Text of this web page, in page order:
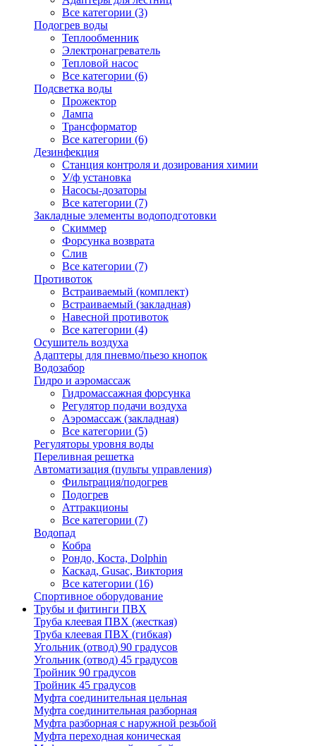
Все категории (3)
Подогрев воды
Теплообменник
Электронагреватель
Тепловой насос
Все категории (6)
Подсветка воды
Прожектор
Лампа
Трансформатор
Все категории (6)
Дезинфекция
Станция контроля и дозирования химии
У/ф установка
Насосы-дозаторы
Все категории (7)
Закладные элементы водоподготовки
Скиммер
Форсунка возврата
Слив
Все категории (7)
Противоток
Встраиваемый (комплект)
Встраиваемый (закладная)
Навесной противоток
Все категории (4)
Осушитель воздуха
Адаптеры для пневмо/пьезо кнопок
Водозабор
Гидро и аэромассаж
Гидромассажная форсунка
Регулятор подачи воздуха
Аэромассаж (закладная)
Все категории (5)
Регуляторы уровня воды
Переливная решетка
Автоматизация (пульты управления)
Фильтрация/подогрев
Подогрев
Аттракционы
Все категории (7)
Водопад
Кобра
Рондо, Коста, Dolphin
Каскад, Gusac, Виктория
Все категории (16)
Спортивное оборудование
Трубы и фитинги ПВХ
Труба клеевая ПВХ (жесткая)
Труба клеевая ПВХ (гибкая)
Угольник (отвод) 90 градусов
Угольник (отвод) 45 градусов
Тройник 90 градусов
Тройник 45 градусов
Муфта соединительная цельная
Муфта соединительная разборная
Муфта разборная с наружной резьбой
Муфта переходная коническая